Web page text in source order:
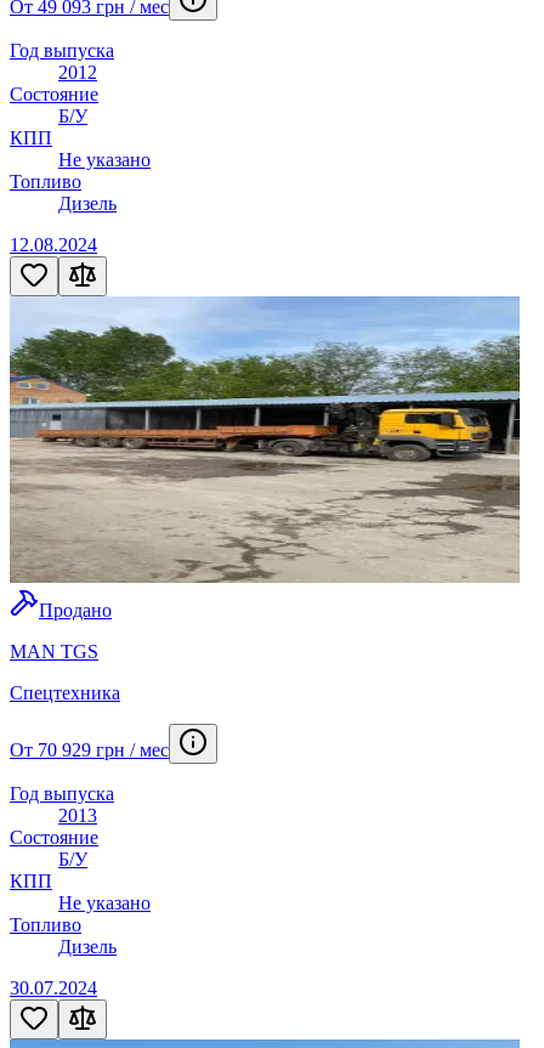
От 49 093 грн / мес
Год выпуска
2012
Состояние
Б/У
КПП
Не указано
Топливо
Дизель
12.08.2024
Продано
MAN TGS
Спецтехника
От 70 929 грн / мес
Год выпуска
2013
Состояние
Б/У
КПП
Не указано
Топливо
Дизель
30.07.2024